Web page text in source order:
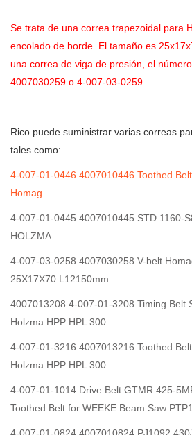
Se trata de una correa trapezoidal para
encolado de borde. El tamaño es
una correa de viga de presión, el
4007030259 o 4-007-03-0259.
Rico puede suministrar varias correas
tales como:
4-007-01-0446 4007010446 Toothed
Homag
4-007-01-0445 4007010445 STD 1160-
HOLZMA
4-007-03-0258 4007030258 V-belt
25X17X70 L12150mm
4007013208 4-007-01-3208 Timing Belt
Holzma HPP HPL 300
4-007-01-3216 4007013216 Toothed
Holzma HPP HPL 300
4-007-01-1014 Drive Belt GTMR 425-
Toothed Belt for WEEKE Beam Saw